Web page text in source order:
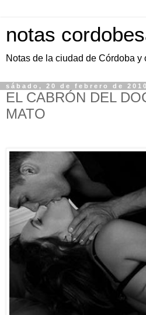
notas
Notas de la ciudad de Córdoba y
sábado, 20 de febrero de 2010
EL CABRÓN DEL
MATO